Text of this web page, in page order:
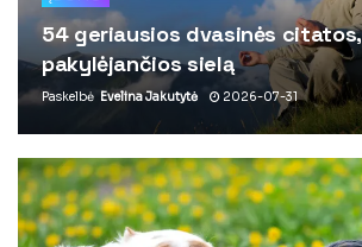
54 geriausios dvasinės citatos,
pakylėjančios sielą
Paskelbė Evelina Jakutytė 2026-07-31